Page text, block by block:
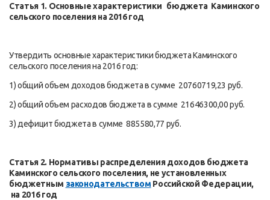
Статья 1. Основные характеристики бюджета Каминского
сельского поселения на 2016 год
Утвердить основные характеристики бюджета Каминского
сельского поселения на 2016 год:
1) общий объем доходов бюджета в сумме 20760719,23 руб.
2) общий объем расходов бюджета в сумме 21646300,00 руб.
3) дефицит бюджета в сумме 885580,77 руб.
Статья 2. Нормативы распределения доходов бюджета
Каминского сельского поселения, не установленных
бюджетным законодательством Российской Федерации,
на 2016 год